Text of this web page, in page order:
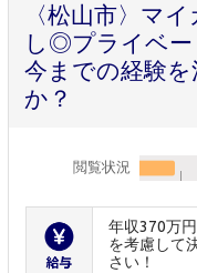
〈松山市〉マ
し◎プライベー
今までの経験
か？
閲覧状況
年収370万
を考慮して
さい！